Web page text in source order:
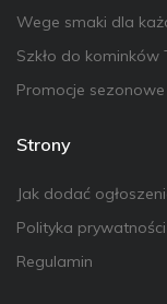
Wege smaki dla
Szkło do kominków
Promocje
Strony
Jak dodać
Polityka prywatności
Regulamin